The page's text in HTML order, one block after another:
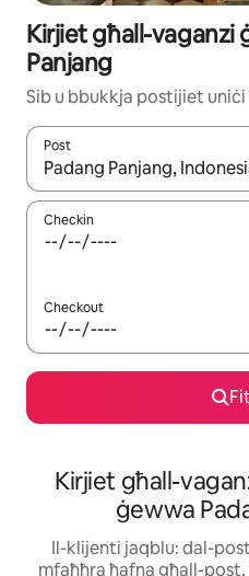
Kirjiet għall-vaganzi
Panjang
Sib u bbukkja postijiet
Post
Meta r-riżultati jkunu
Checkin
Checkout
Kirjiet għall-
ġewwa
Il-klijenti jaqblu: dal-
mfaħħra ħafna għall-